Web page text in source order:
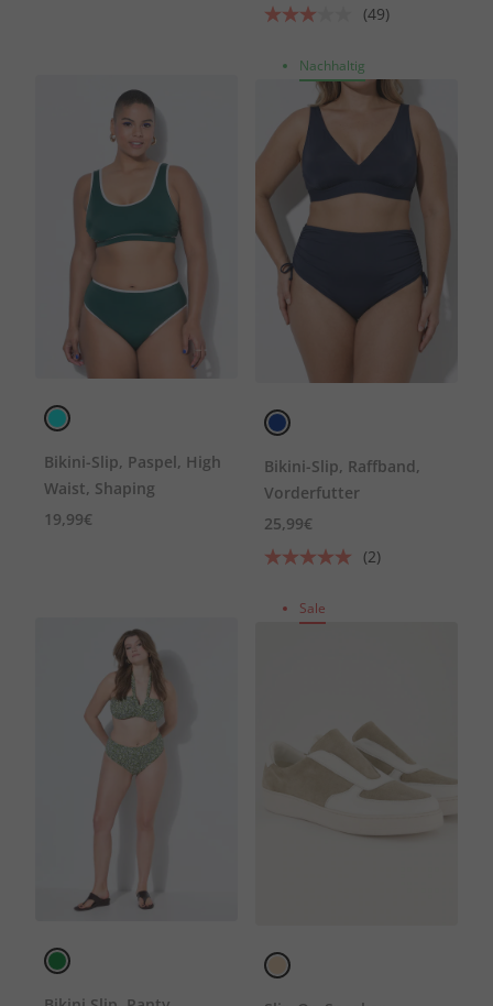
(49)
Bikini-Slip, Paspel, High
Waist, Shaping
19,99€
Nachhaltig
Bikini-Slip, Raffband,
Vorderfutter
25,99€
(2)
Sale